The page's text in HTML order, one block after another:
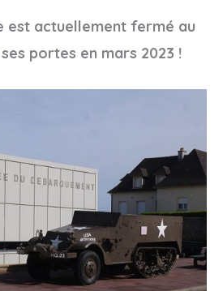
est actuellement fermé au
portes en mars 2023 !